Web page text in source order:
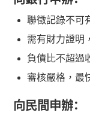
聯徵記錄不可
需有財力證明
負債比不超過
審核嚴格，最
向民間申辦：